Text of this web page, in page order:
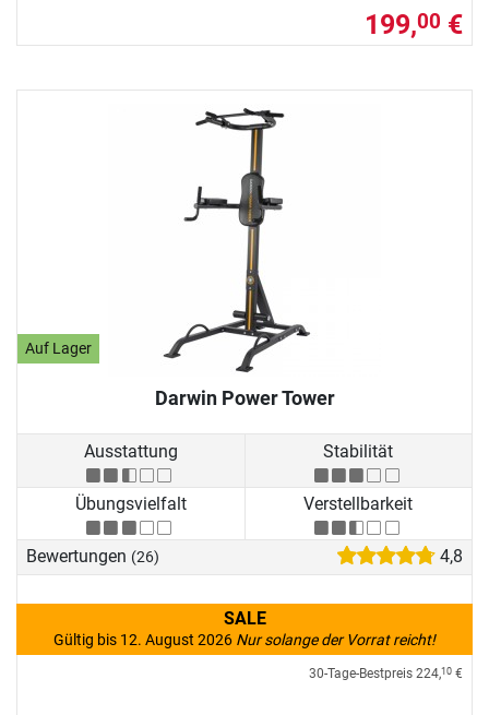
199,00 €
Auf Lager
Darwin Power Tower
Ausstattung Stabilität
Übungsvielfalt Verstellbarkeit
Bewertungen (26) 4,8
SALE
Gültig bis 12. August 2026 Nur solange der Vorrat reicht!
30-Tage-Bestpreis 224,10 €